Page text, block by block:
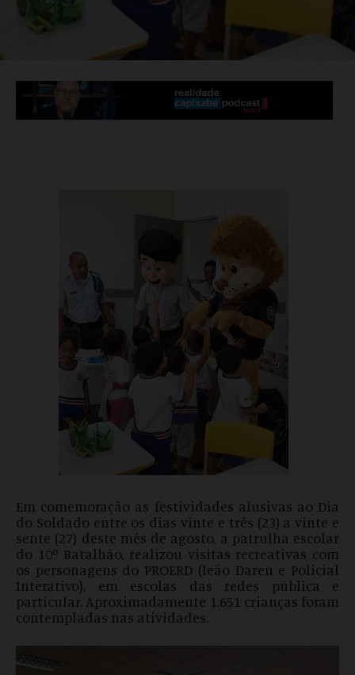
Em comemoração as festividades alusivas ao Dia
do Soldado entre os dias vinte e três (23) a vinte e
sente (27) deste mês de agosto, a patrulha escolar
do 10º Batalhão, realizou visitas recreativas com
os personagens do PROERD (leão Daren e Policial
Interativo), em escolas das redes pública e
particular. Aproximadamente 1.651 crianças foram
contempladas nas atividades.